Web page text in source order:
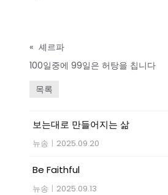
« 셰르파
100일중에 99일은 허탕을 칩니다
목록
보는대로 만들어지는 삶
뉴송 | 2025.09.20
Be Faithful
뉴송 | 2025.09.13